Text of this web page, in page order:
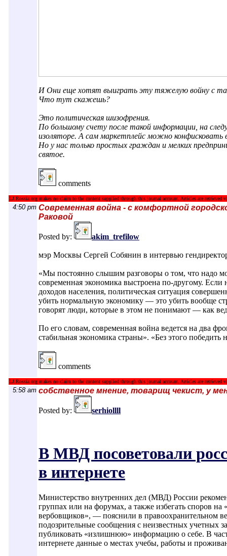
И Они еще хотят выиграть эту тяжелую войну с
Что тут скажешь?
Это политическая шизофрения.
По большому счету после такой информации, на
изоляторе. А сам маркетплейс можно конфисковать
Но у нас только простых граждан и мелких
святое.
comments
LJ.Rossia.org makes no claim to the content supplied through this journal account. Articles are retrieved
4:50 pm Современная война - с комфортной
Раковой
Posted by: akim_trefilow
мэр Москвы Сергей Собянин в интервью
«Мы постоянно слышим разговоры о том, что надо
современная экономика выстроена по-другому.
доходов населения, политическая ситуация
убить нормальную экономику — это убить вообще
говорят люди, которые в этом не понимают — как
По его словам, современная война ведется на два
стабильная экономика страны». «Без этого
comments
LJ.Rossia.org makes no claim to the content supplied through this journal account. Articles are retrieved
5:58 am собственное мнение, товарищ чекист, у
Posted by: serhiollll
В МВД посоветовали
в интернете
Министерство внутренних дел (МВД) России
группах или на форумах, а также избегать споров
вербовщиков», — пояснили в правоохранительном
подозрительные сообщения с неизвестных учетных
публиковать «излишнюю» информацию о себе. В
интернете данные о местах учебы, работы и